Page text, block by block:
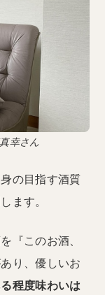
幸さん
の目指す酒質
ます。
『このお酒、
り、優しいお
程度味わいは